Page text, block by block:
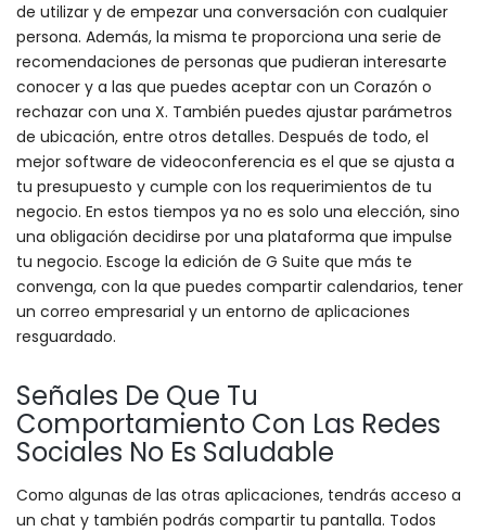
de utilizar y de empezar una conversación con cualquier
persona. Además, la misma te proporciona una serie de
recomendaciones de personas que pudieran interesarte
conocer y a las que puedes aceptar con un Corazón o
rechazar con una X. También puedes ajustar parámetros
de ubicación, entre otros detalles. Después de todo, el
mejor software de videoconferencia es el que se ajusta a
tu presupuesto y cumple con los requerimientos de tu
negocio. En estos tiempos ya no es solo una elección, sino
una obligación decidirse por una plataforma que impulse
tu negocio. Escoge la edición de G Suite que más te
convenga, con la que puedes compartir calendarios, tener
un correo empresarial y un entorno de aplicaciones
resguardado.
Señales De Que Tu
Comportamiento Con Las Redes
Sociales No Es Saludable
Como algunas de las otras aplicaciones, tendrás acceso a
un chat y también podrás compartir tu pantalla. Todos